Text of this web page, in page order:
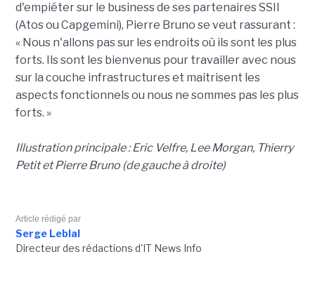
d'empiéter sur le business de ses partenaires SSII
(Atos ou Capgemini), Pierre Bruno se veut rassurant :
« Nous n'allons pas sur les endroits où ils sont les plus
forts. Ils sont les bienvenus pour travailler avec nous
sur la couche infrastructures et maitrisent les
aspects fonctionnels ou nous ne sommes pas les plus
forts. »
Illustration principale : Eric Velfre, Lee Morgan, Thierry
Petit et Pierre Bruno (de gauche à droite)
Article rédigé par
Serge Leblal
Directeur des rédactions d'IT News Info